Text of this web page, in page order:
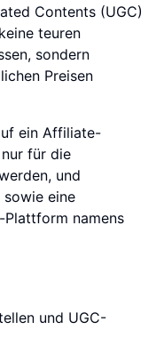
Contents (UGC)
teuren
sondern
Preisen
ein Affiliate-
für die
und
eine
namens